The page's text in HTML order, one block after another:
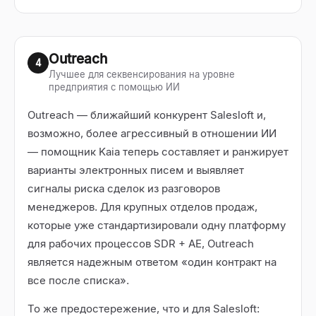
4 Outreach
Лучшее для секвенсирования на уровне
предприятия с помощью ИИ
Outreach — ближайший конкурент Salesloft и,
возможно, более агрессивный в отношении ИИ
— помощник Kaia теперь составляет и ранжирует
варианты электронных писем и выявляет
сигналы риска сделок из разговоров
менеджеров. Для крупных отделов продаж,
которые уже стандартизировали одну платформу
для рабочих процессов SDR + AE, Outreach
является надежным ответом «один контракт на
все после списка».
То же предостережение, что и для Salesloft: